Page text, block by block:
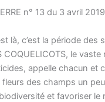
n° 13 du 3 avril 2019
là, c’est la période des
COQUELICOTS, le
appelle chacun et
des champs un
et favoriser le